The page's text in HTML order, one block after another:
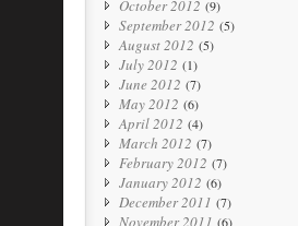
October 2012 (9)
September 2012 (5)
August 2012 (5)
July 2012 (1)
June 2012 (7)
May 2012 (6)
April 2012 (4)
March 2012 (7)
February 2012 (7)
January 2012 (6)
December 2011 (7)
November 2011 (6)